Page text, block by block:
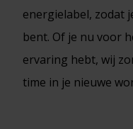
energielabel, zodat
bent. Of je nu voor
ervaring hebt, wij
time in je nieuwe